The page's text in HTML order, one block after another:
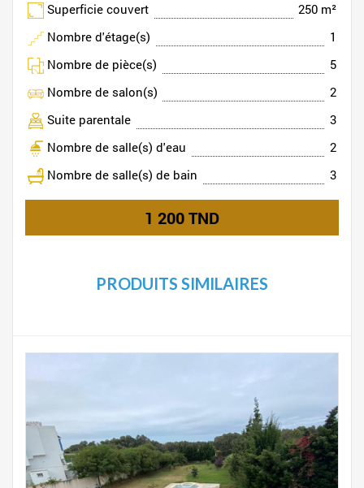
Superficie couvert
250 m²
Nombre d'étage(s)
1
Nombre de pièce(s)
5
Nombre de salon(s)
2
Suite parentale
3
Nombre de salle(s) d'eau
2
Nombre de salle(s) de bain
3
1 200 TND
PRODUITS SIMILAIRES